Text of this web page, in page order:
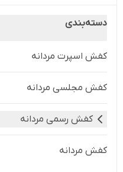
دسته‌بندی
کفش اسپرت مردانه
کفش مجلسی مردانه
کفش رسمی مردانه
کفش مردانه